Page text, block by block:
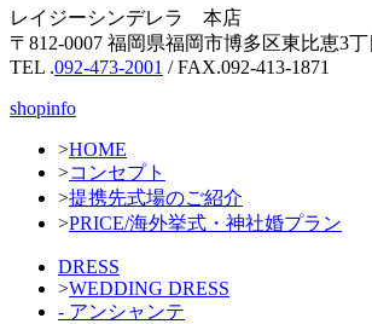
レイジーシンデレラ 本店
〒812-0007 福岡県福岡市博多区東比恵3丁
TEL .092-473-2001 / FAX.092-413-1871
shopinfo
>HOME
>コンセプト
>提携先式場のご紹介
>PRICE/海外挙式・神社婚プラン
DRESS
>WEDDING DRESS
- アンシャンテ